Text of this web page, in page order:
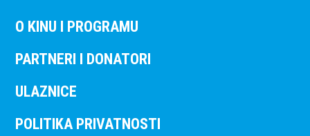
O KINU I PROGRAMU
PARTNERI I DONATORI
ULAZNICE
POLITIKA PRIVATNOSTI